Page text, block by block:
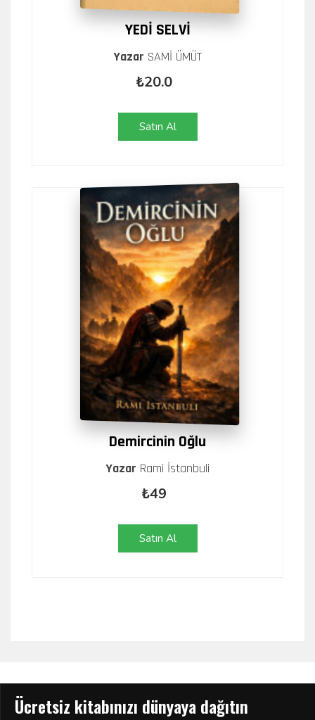
YEDİ SELVİ
Yazar SAMİ ÜMÜT
₺20.0
Satın Al
Demircinin Oğlu
Yazar Rami İstanbuli
₺49
Satın Al
Ücretsiz kitabınızı dünyaya dağıtın